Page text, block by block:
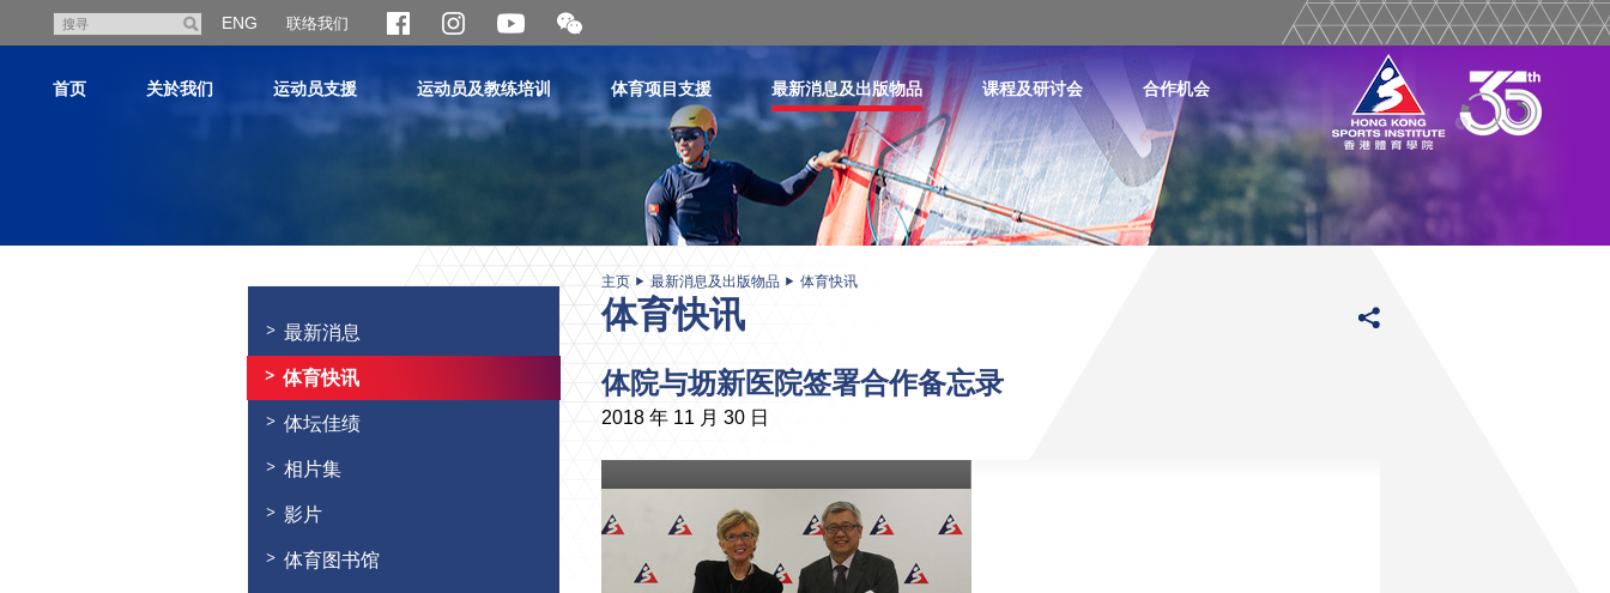
寻
ENG 联络我们
开
合
维
首页 关於我们 运动员支援 运动员及教练培训 体育项目支援 最新消息及出版物品 课程及研讨会 合作机会
最新消息
体育快讯
体坛佳绩
相片集
影片
体育图书馆
主页 最新消息及出版物品 体育快讯
体育快讯
体院与坜新医院签署合作备忘录
2018 年 11 月 30 日